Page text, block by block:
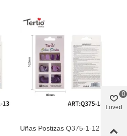
Uñas Postizas Q375-1-12
Loved
0